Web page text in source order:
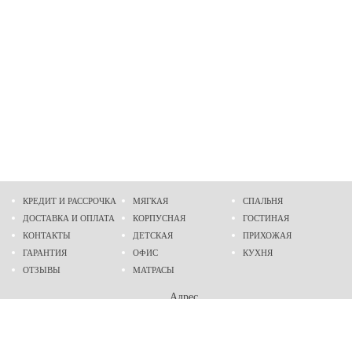
КРЕДИТ И РАССРОЧКА
ДОСТАВКА И ОПЛАТА
КОНТАКТЫ
ГАРАНТИЯ
ОТЗЫВЫ
МЯГКАЯ
КОРПУСНАЯ
ДЕТСКАЯ
ОФИС
МАТРАСЫ
СПАЛЬНЯ
ГОСТИНАЯ
ПРИХОЖАЯ
КУХНЯ
Адрес